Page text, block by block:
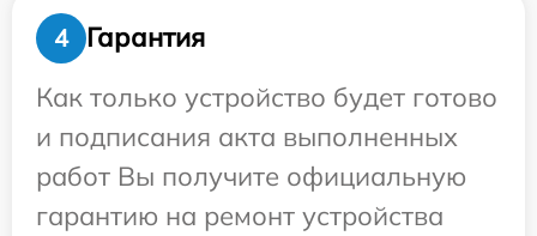
4
Гарантия
Как только устройство будет готово
и подписания акта выполненных
работ Вы получите официальную
гарантию на ремонт устройства